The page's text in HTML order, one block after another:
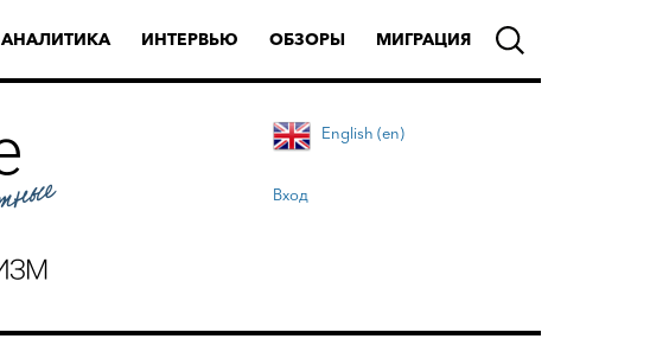
АНАЛИТИКА ИНТЕРВЬЮ ОБЗОРЫ МИГРАЦИЯ
English (en)
Вход